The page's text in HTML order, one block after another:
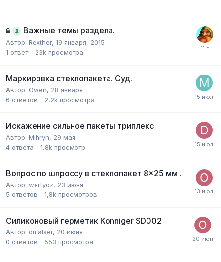
Важные темы раздела.
Автор: Rexther, 19 января, 2015
1 ответ 23k просмотра
Маркировка стеклопакета. Суд.
Автор: Owen, 28 января
6 ответов 2,2k просмотра
Искажение сильное пакеты триплекс
Автор: Mihryn, 29 мая
4 ответа 1,8k просмотр
Вопрос по шпроссу в стеклопакет 8×25 мм .
Автор: wertyoz, 23 июня
5 ответов 1,8k просмотров
Силиконовый герметик Konniger SD002
Автор: omalser, 20 июня
0 ответов 553 просмотра